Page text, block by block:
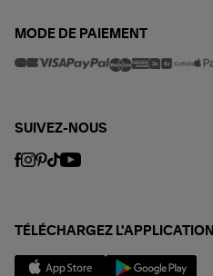
MODE DE PAIEMENT
SUIVEZ-NOUS
TÉLÉCHARGEZ L'APPLICATION